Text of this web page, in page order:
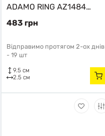
ADAMO RING AZ1484
Azzardo
483 грн
Відправимо протягом 2-ох днів
- 19 шт
9.5 см
2.5 см